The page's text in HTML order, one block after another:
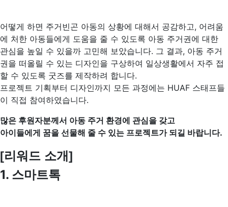
어떻게 하면 주거빈곤 아동의 상황에 대해서 공감하고, 어려움
에 처한 아동들에게 도움을 줄 수 있도록 아동 주거권에 대한
관심을 높일 수 있을까 고민해 보았습니다. 그 결과, 아동 주거
권을 떠올릴 수 있는 디자인을 구상하여 일상생활에서 자주 접
할 수 있도록 굿즈를 제작하려 합니다.
프로젝트 기획부터 디자인까지 모든 과정에는 HUAF 스태프들
이 직접 참여하였습니다.
많은 후원자분께서 아동 주거 환경에 관심을 갖고
아이들에게 꿈을 선물해 줄 수 있는 프로젝트가 되길 바랍니다.
[리워드 소개]
1. 스마트톡